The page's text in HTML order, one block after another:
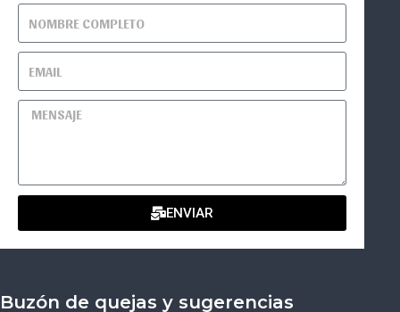
ENVIAR
Buzón de quejas y sugerencias